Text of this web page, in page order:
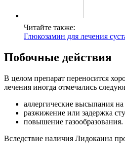
Читайте также:
Глюкозамин для лечения
Побочные действия
В целом препарат переносится
лечения иногда отмечались
аллергические высыпания
разжижение или задержка
повышение газообразования.
Вследствие наличия Лидокаина